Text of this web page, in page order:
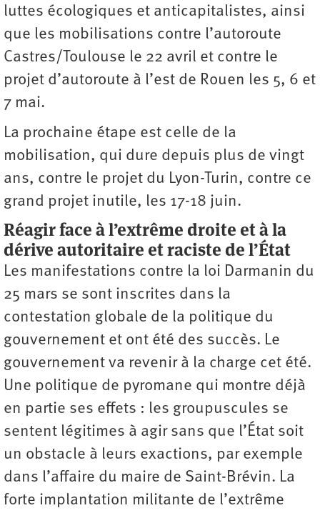
luttes écologiques et anticapitalistes, ainsi
que les mobilisations contre l’autoroute
Castres/Toulouse le 22 avril et contre le
projet d’autoroute à l’est de Rouen les 5, 6 et
7 mai.
La prochaine étape est celle de la
mobilisation, qui dure depuis plus de vingt
ans, contre le projet du Lyon-Turin, contre ce
grand projet inutile, les 17-18 juin.
Réagir face à l’extrême droite et à la
dérive autoritaire et raciste de l’État
Les manifestations contre la loi Darmanin du
25 mars se sont inscrites dans la
contestation globale de la politique du
gouvernement et ont été des succès. Le
gouvernement va revenir à la charge cet été.
Une politique de pyromane qui montre déjà
en partie ses effets : les groupuscules se
sentent légitimes à agir sans que l’État soit
un obstacle à leurs exactions, par exemple
dans l’affaire du maire de Saint-Brévin. La
forte implantation militante de l’extrême